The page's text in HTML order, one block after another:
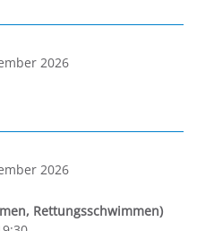
2026
2026
Rettungsschwimmen)